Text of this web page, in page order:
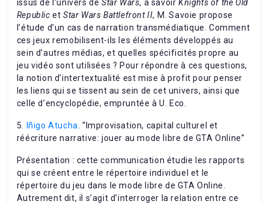
issus de l’univers de Star Wars, à savoirKnights of the Old
RepublicetStar Wars Battlefront II, M. Savoie propose
l’étude d’un cas de narration transmédiatique. Comment
ces jeux remobilisent-ils les éléments développés au
sein d’autres médias, et quelles spécificités propre au
jeu vidéo sont utilisées ? Pour répondre à ces questions,
la notion d’intertextualité est mise à profit pour penser
les liens qui se tissent au sein de cet univers, ainsi que
celle d’encyclopédie, empruntée à U. Eco.
5. Iñigo Atucha . “Improvisation, capital culturel et
réécriture narrative: jouer au mode libre de GTA Online”
Présentation : cette communication étudie les rapports
qui se créent entre le répertoire individuel et le
répertoire du jeu dans le mode libre de GTA Online.
Autrement dit, il s’agit d’interroger la relation entre ce